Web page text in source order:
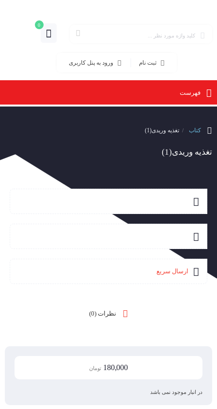
ثبت نام ورود به پنل کاربری
0
فهرست
کتاب تغذیه وریدی(1)
تغذیه وریدی(1)
ارسال سریع
نظرات (0)
180,000 تومان
در انبار موجود نمی باشد